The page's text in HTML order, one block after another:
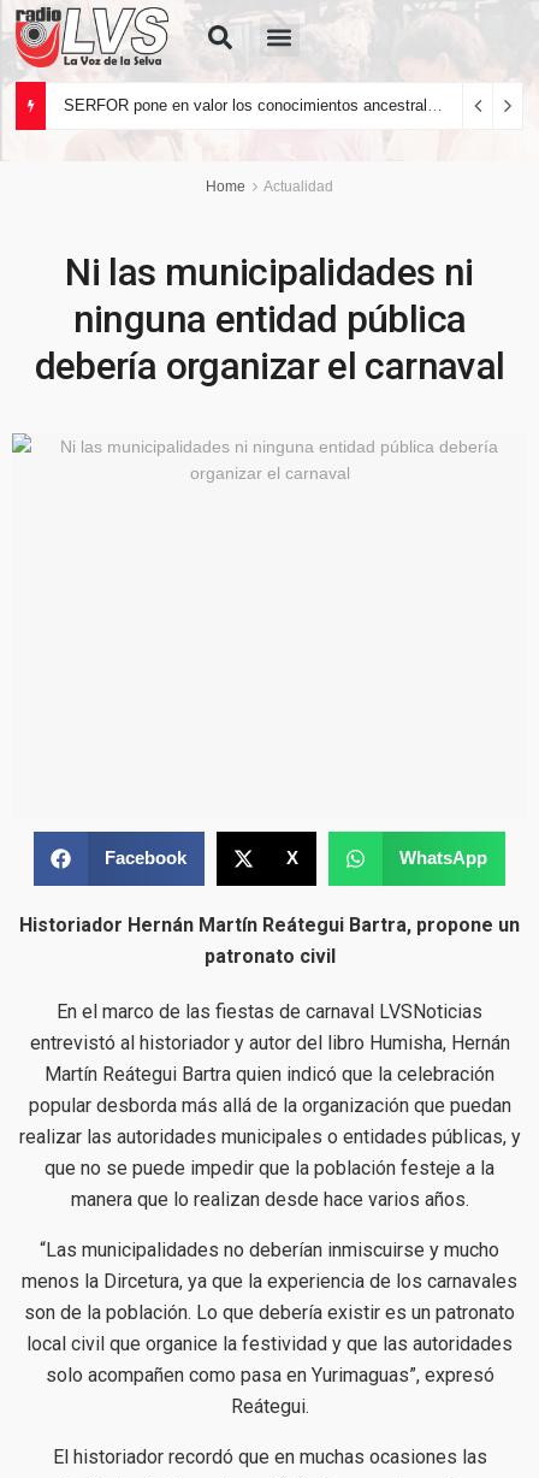
Home Actualidad
Ni las municipalidades ni
ninguna entidad pública
debería organizar el carnaval
Facebook X WhatsApp
Historiador Hernán Martín Reátegui Bartra, propone un
patronato civil
En el marco de las fiestas de carnaval LVSNoticias
entrevistó al historiador y autor del libro Humisha, Hernán
Martín Reátegui Bartra quien indicó que la celebración
popular desborda más allá de la organización que puedan
realizar las autoridades municipales o entidades públicas, y
que no se puede impedir que la población festeje a la
manera que lo realizan desde hace varios años.
“Las municipalidades no deberían inmiscuirse y mucho
menos la Dircetura, ya que la experiencia de los carnavales
son de la población. Lo que debería existir es un patronato
local civil que organice la festividad y que las autoridades
solo acompañen como pasa en Yurimaguas”, expresó
Reátegui.
El historiador recordó que en muchas ocasiones las